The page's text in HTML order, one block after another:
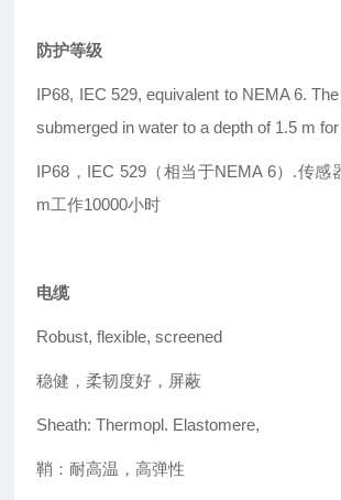
防护等级
IP68, IEC 529, equivalent to NEMA 6.
submerged in water to a depth of 1.5 m
IP68，IEC 529（相当于NEMA 6）.传感
m工作10000小时
电缆
Robust, flexible, screened
稳健，柔韧度好，屏蔽
Sheath: Thermopl. Elastomere,
鞘：耐高温，高弹性